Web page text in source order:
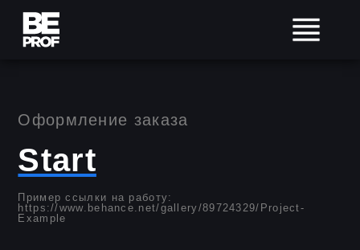
Оформление заказа
Start
Пример ссылки на работу:
https://www.behance.net/gallery/89724329/Project-
Example